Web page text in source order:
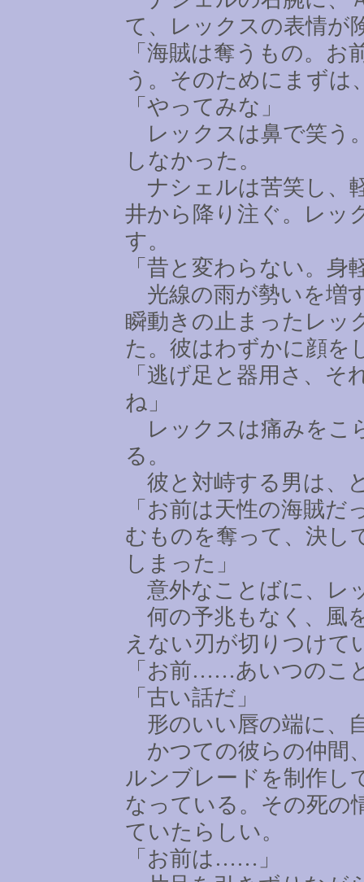
て、レックスの表情が
「海賊は奪うもの。
う。そのためにまずは
「やってみな」
レックスは鼻で笑う
しなかった。
ナシェルは苦笑し、
井から降り注ぐ。レッ
す。
「昔と変わらない。身
光線の雨が勢いを増
瞬動きの止まったレッ
た。彼はわずかに顔を
「逃げ足と器用さ、
ね」
レックスは痛みをこ
る。
彼と対峙する男は、
「お前は天性の海賊
むものを奪って、決し
しまった」
意外なことばに、レ
何の予兆もなく、風
えない刃が切りつけて
「お前……あいつのこ
「古い話だ」
形のいい唇の端に、
かつての彼らの仲間
ルンブレードを制作し
なっている。その死の
ていたらしい。
「お前は …… 」